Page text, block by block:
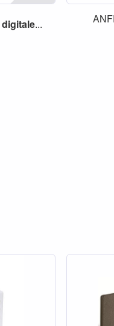
digitale...